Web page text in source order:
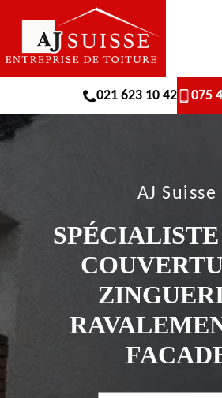
021 623 10 42 075
AJ Suisse